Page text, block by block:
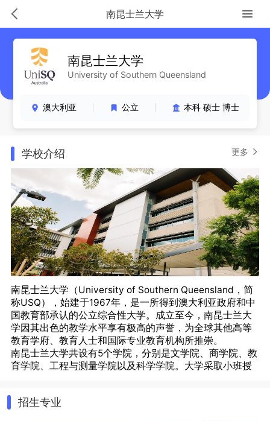
南昆士兰大学
南昆士兰大学
University of Southern Queensland
澳大利亚 公立 本科 硕士 博士
学校介绍 更多
南昆士兰大学（University of Southern Queensland，简
称USQ），始建于1967年，是一所得到澳大利亚政府和中
国教育部承认的公立综合性大学。成立至今，南昆士兰大
学因其出色的教学水平享有极高的声誉，为全球其他高等
教育学府、教育人士和国际专业教育机构所推崇。
南昆士兰大学共设有5个学院，分别是文学院、商学院、教
育学院、工程与测量学院以及科学学院。大学采取小班授
一系列服务，包括心理咨询与辅导、24小时安全管理、计
招生专业